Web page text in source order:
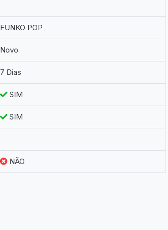
FUNKO POP
Novo
7 Dias
SIM
SIM
NÃO